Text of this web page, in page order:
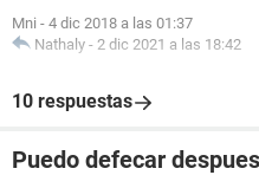
Mni - 4 dic 2018 a las 01:37
Nathaly - 2 dic 2021 a las 18:42
10 respuestas
Puedo defecar